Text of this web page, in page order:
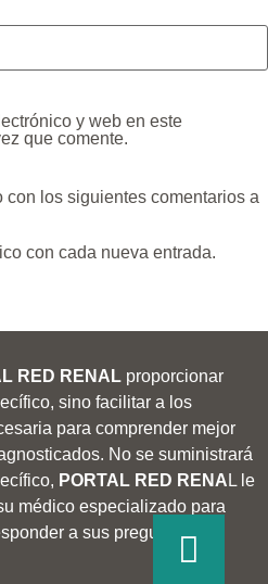
y web en este
que comente.
con los siguientes comentarios a
con cada nueva entrada.
RED RENAL proporcionar
sino facilitar a los
para comprender mejor
No se suministrará
PORTAL RED RENA L le
médico especializado para
a sus preguntas.